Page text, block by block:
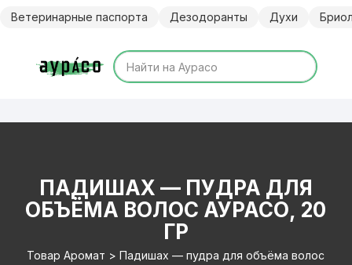
Ветеринарные паспорта Дезодоранты Духи
ПАДИШАХ — ПУДРА ДЛЯ
ОБЪЁМА ВОЛОС АУРАСО, 20
ГР
Товар Аромат > Падишах — пудра для объёма волос